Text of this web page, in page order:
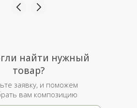
найти нужный
товар?
заявку, и поможем
вам композицию